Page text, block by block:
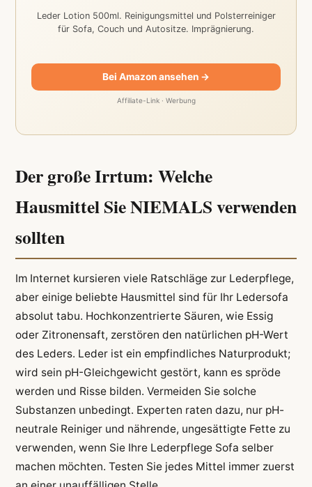
Leder Lotion 500ml. Reinigungsmittel und Polsterreiniger
für Sofa, Couch und Autositze. Imprägnierung.
Bei Amazon ansehen →
Affiliate-Link · Werbung
Der große Irrtum: Welche
Hausmittel Sie NIEMALS verwenden
sollten
Im Internet kursieren viele Ratschläge zur Lederpflege,
aber einige beliebte Hausmittel sind für Ihr Ledersofa
absolut tabu. Hochkonzentrierte Säuren, wie Essig
oder Zitronensaft, zerstören den natürlichen pH-Wert
des Leders. Leder ist ein empfindliches Naturprodukt;
wird sein pH-Gleichgewicht gestört, kann es spröde
werden und Risse bilden. Vermeiden Sie solche
Substanzen unbedingt. Experten raten dazu, nur pH-
neutrale Reiniger und nährende, ungesättigte Fette zu
verwenden, wenn Sie Ihre Lederpflege Sofa selber
machen möchten. Testen Sie jedes Mittel immer zuerst